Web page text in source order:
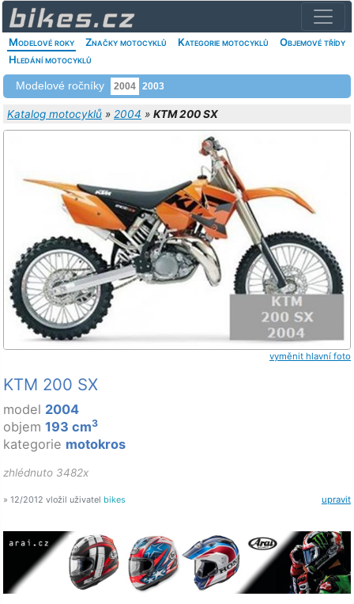
Modelové roky Značky motocyklů Kategorie motocyklů
Objemové třídy
Hledání motocyklů
Modelové ročníky 2004 2003
Katalog motocyklů » 2004 » KTM 200 SX
vyměnit hlavní foto
KTM 200 SX
model 2004
objem 193 cm3
kategorie motokros
zhlédnuto 3482x
upravit
» 12/2012 vložil uživatel bikes